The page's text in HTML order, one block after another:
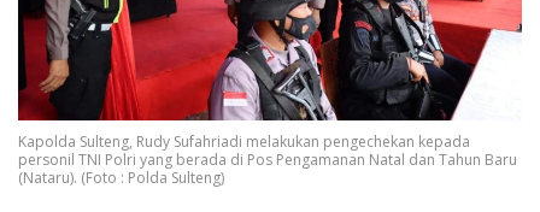
Kapolda Sulteng, Rudy Sufahriadi melakukan pengechekan kepada
personil TNI Polri yang berada di Pos Pengamanan Natal dan Tahun Baru
(Nataru). (Foto : Polda Sulteng)